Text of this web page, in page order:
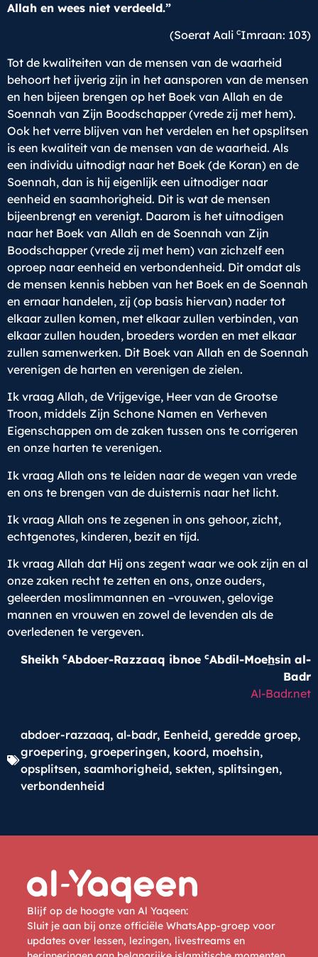
Allah en wees niet verdeeld.”
(Soerat Aali cImraan: 103)
Tot de kwaliteiten van de mensen van de waarheid
behoort het ijverig zijn in het aansporen van de mensen
en hen bijeen brengen op het Boek van Allah en de
Soennah van Zijn Boodschapper (vrede zij met hem).
Ook het verre blijven van het verdelen en het opsplitsen
is een kwaliteit van de mensen van de waarheid. Als
een individu uitnodigt naar het Boek (de Koran) en de
Soennah, dan is hij eigenlijk een uitnodiger naar
eenheid en saamhorigheid. Dit is wat de mensen
bijeenbrengt en verenigt. Daarom is het uitnodigen
naar het Boek van Allah en de Soennah van Zijn
Boodschapper (vrede zij met hem) van zichzelf een
oproep naar eenheid en verbondenheid. Dit omdat als
de mensen kennis hebben van het Boek en de Soennah
en ernaar handelen, zij (op basis hiervan) nader tot
elkaar zullen komen, met elkaar zullen verbinden, van
elkaar zullen houden, broeders worden en met elkaar
zullen samenwerken. Dit Boek van Allah en de Soennah
verenigen de harten en verenigen de zielen.
Ik vraag Allah, de Vrijgevige, Heer van de Grootse
Troon, middels Zijn Schone Namen en Verheven
Eigenschappen om de zaken tussen ons te corrigeren
en onze harten te verenigen.
Ik vraag Allah ons te leiden naar de wegen van vrede
en ons te brengen van de duisternis naar het licht.
Ik vraag Allah ons te zegenen in ons gehoor, zicht,
echtgenotes, kinderen, bezit en tijd.
Ik vraag Allah dat Hij ons zegent waar we ook zijn en al
onze zaken recht te zetten en ons, onze ouders,
geleerden moslimmannen en –vrouwen, gelovige
mannen en vrouwen en zowel de levenden als de
overledenen te vergeven.
Sheikh cAbdoer-Razzaaq ibnoe cAbdil-Moehsin al-
Badr
Al-Badr.net
abdoer-razzaaq, al-badr, Eenheid, geredde groep,
groepering, groeperingen, koord, moehsin,
opsplitsen, saamhorigheid, sekten, splitsingen,
verbondenheid
Blijf op de hoogte van Al Yaqeen:
Sluit je aan bij onze officiële WhatsApp-groep voor
updates over lessen, lezingen, livestreams en